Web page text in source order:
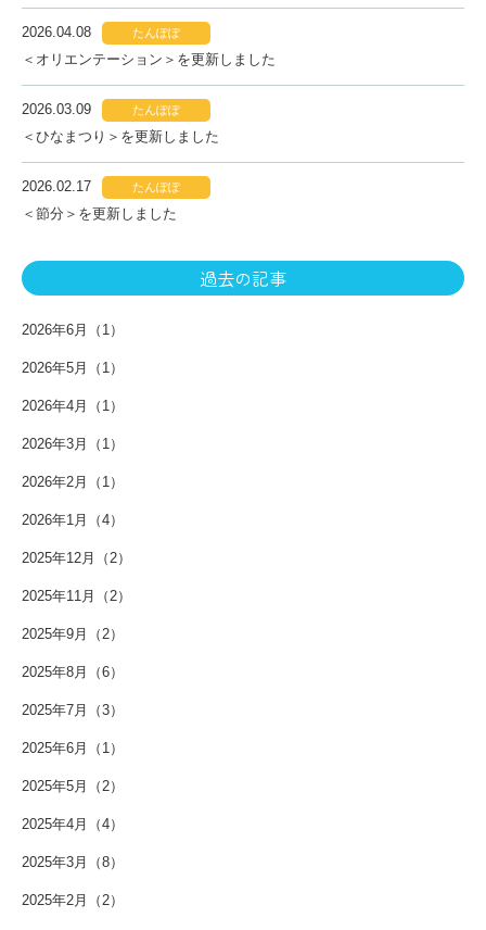
2026.04.08 たんぽぽ
＜オリエンテーション＞を更新しました
2026.03.09 たんぽぽ
＜ひなまつり＞を更新しました
2026.02.17 たんぽぽ
＜節分＞を更新しました
過去の記事
2026年6月（1）
2026年5月（1）
2026年4月（1）
2026年3月（1）
2026年2月（1）
2026年1月（4）
2025年12月（2）
2025年11月（2）
2025年9月（2）
2025年8月（6）
2025年7月（3）
2025年6月（1）
2025年5月（2）
2025年4月（4）
2025年3月（8）
2025年2月（2）